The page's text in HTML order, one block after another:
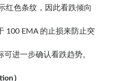
红色条纹，因此看跌倾向
100 EMA 的止损来防止突
可进一步确认看跌趋势。
）